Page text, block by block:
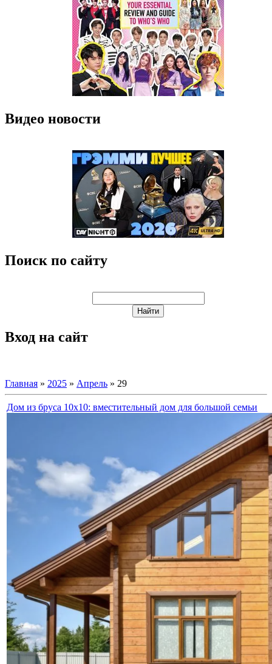
Видео новости
Поиск по сайту
Вход на сайт
Главная » 2025 » Апрель » 29
Дом из бруса 10x10: вместительный дом для большой семьи